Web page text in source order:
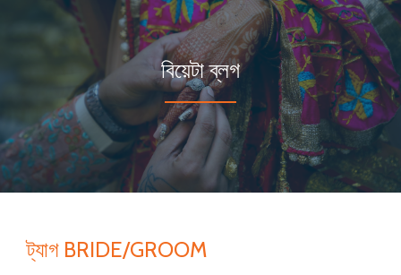
বিয়েটা ব্লগ
ট্যাগ BRIDE/GROOM